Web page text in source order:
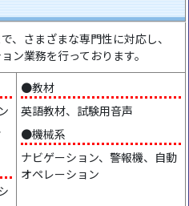
、さまざまな専門性に対応し、
ン業務を行っております。
●教材
英語教材、試験用音声
●機械系
ナビゲーション、警報機、自動
オペレーション